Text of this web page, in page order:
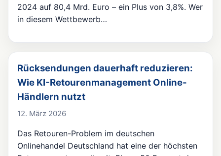
2024 auf 80,4 Mrd. Euro – ein Plus von 3,8%. Wer
in diesem Wettbewerb…
Rücksendungen dauerhaft reduzieren:
Wie KI-Retourenmanagement Online-
Händlern nutzt
12. März 2026
Das Retouren-Problem im deutschen
Onlinehandel Deutschland hat eine der höchsten